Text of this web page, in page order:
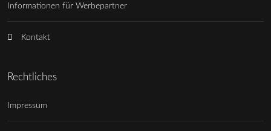
Informationen für Werbepartner
Kontakt
Rechtliches
Impressum